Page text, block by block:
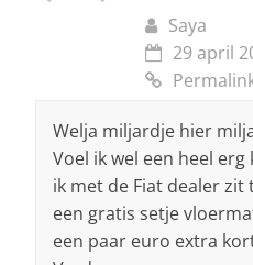
Saya
29 april
Welja miljardje hier
Voel ik wel een heel
ik met de Fiat dealer
een gratis setje
een paar euro extra